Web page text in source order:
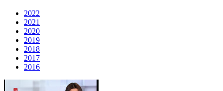
2022
2021
2020
2019
2018
2017
2016